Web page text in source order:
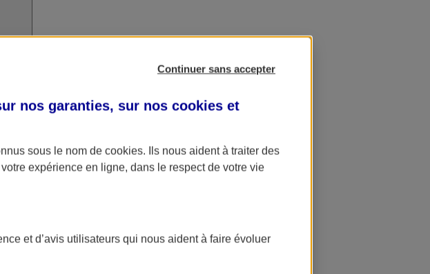
Continuer sans accepter
nos garanties, sur nos cookies et
sous le nom de cookies. Ils nous aident à traiter des
expérience en ligne, dans le respect de votre vie
et d’avis utilisateurs qui nous aident à faire évoluer